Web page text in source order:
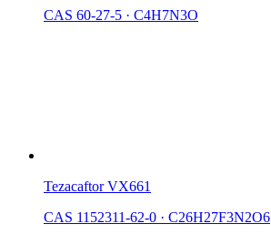
CAS 60-27-5 · C4H7N3O
Tezacaftor VX661
CAS 1152311-62-0 · C26H27F3N2O6